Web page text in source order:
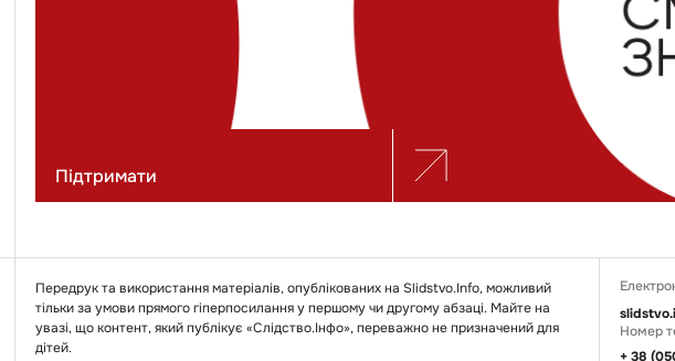
Підтримати
Передрук та використання матеріалів, опублікованих на Slidstvo.Info, можливий
тільки за умови прямого гіперпосилання у першому чи другому абзаці. Майте на
увазі, що контент, який публікує «Слідство.Інфо», переважно не призначений для
дітей.
Номер
+ 38